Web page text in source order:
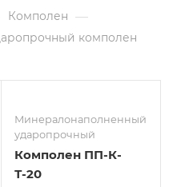
Комполен —
комполен
Минералонаполненный
ударопрочный
Комполен ПП-К-
Т-20